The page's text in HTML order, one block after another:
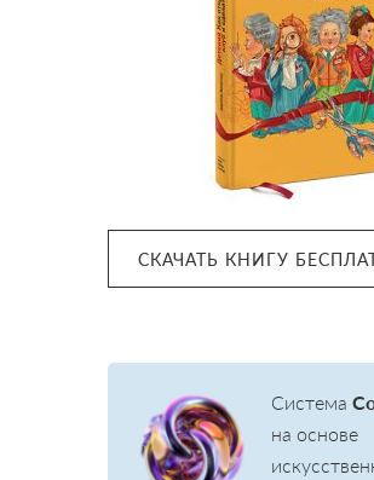
СКАЧАТЬ КНИГУ
Система
на основе